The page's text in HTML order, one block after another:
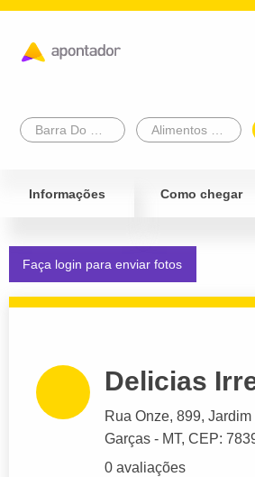
Informações Como chegar
Faça login para enviar fotos
Delicias
Rua Onze, 899, Jardim
Garças - MT, CEP:
0 avaliações